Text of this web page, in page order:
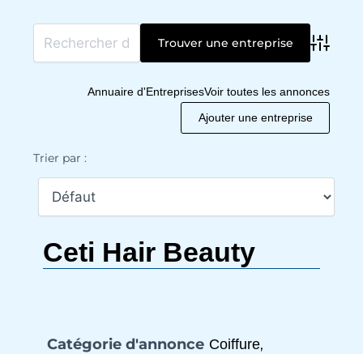
Annuaire d'EntreprisesVoir toutes les annonces
Ajouter une entreprise
Trier par :
Ceti Hair Beauty
Catégorie d'annonce Coiffure,